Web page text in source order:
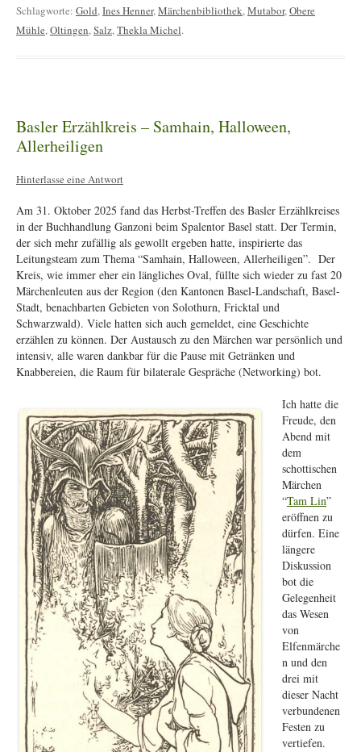
Schlagworte: Gold,Ines Henner,Märchenbibliothek,Mutabor,Obere
Mühle,Oltingen,Salz,Thekla Michel.
Basler Erzählkreis – Samhain, Halloween,
Allerheiligen
Hinterlasse eine Antwort
Am 31. Oktober 2025 fand das Herbst-Treffen des Basler Erzählkreises
in der Buchhandlung Ganzoni beim Spalentor Basel statt. Der Termin,
der sich mehr zufällig als gewollt ergeben hatte, inspirierte das
Leitungsteam zum Thema “Samhain, Halloween, Allerheiligen”. Der
Kreis, wie immer eher ein längliches Oval, füllte sich wieder zu fast 20
Märchenleuten aus der Region (den Kantonen Basel-Landschaft, Basel-
Stadt, benachbarten Gebieten von Solothurn, Fricktal und
Schwarzwald). Viele hatten sich auch gemeldet, eine Geschichte
erzählen zu können. Der Austausch zu den Märchen war persönlich und
intensiv, alle waren dankbar für die Pause mit Getränken und
Knabbereien, die Raum für bilaterale Gespräche (Networking) bot.
Ich hatte die
Freude, den
Abend mit
dem
schottischen
Märchen
“Tam Lin”
eröffnen zu
dürfen. Eine
längere
Diskussion
bot die
Gelegenheit
das Wesen
von
Elfenmärche
n und den
drei mit
dieser Nacht
verbundenen
Festen zu
vertiefen.